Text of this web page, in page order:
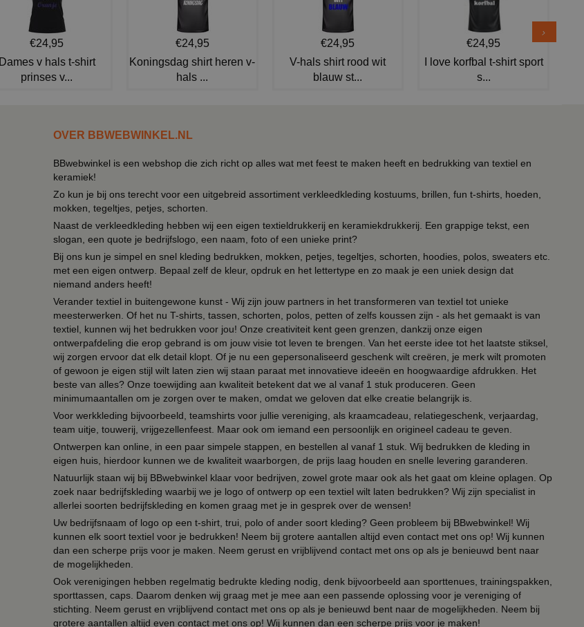
€24,95
Dames v hals t-shirt
prinses v...
€24,95
Koningsdag shirt heren v-
hals ...
€24,95
V-hals shirt rood wit
blauw st...
€24,95
I love korfbal t-shirt sport
s...
OVER BBWEBWINKEL.NL
BBwebwinkel is een webshop die zich richt op alles wat met feest te maken heeft en bedrukking van textiel en
keramiek!
Zo kun je bij ons terecht voor een uitgebreid assortiment verkleedkleding kostuums, brillen, fun t-shirts, hoeden,
mokken, tegeltjes, petjes, schorten.
Naast de verkleedkleding hebben wij een eigen textieldrukkerij en keramiekdrukkerij. Een grappige tekst, een
slogan, een quote je bedrijfslogo, een naam, foto of een unieke print?
Bij ons kun je simpel en snel kleding bedrukken, mokken, petjes, tegeltjes, schorten, hoodies, polos, sweaters etc.
met een eigen ontwerp. Bepaal zelf de kleur, opdruk en het lettertype en zo maak je een uniek design dat
niemand anders heeft!
Verander textiel in buitengewone kunst - Wij zijn jouw partners in het transformeren van textiel tot unieke
meesterwerken. Of het nu T-shirts, tassen, schorten, polos, petten of zelfs koussen zijn - als het gemaakt is van
textiel, kunnen wij het bedrukken voor jou! Onze creativiteit kent geen grenzen, dankzij onze eigen
ontwerpafdeling die erop gebrand is om jouw visie tot leven te brengen. Van het eerste idee tot het laatste stiksel,
wij zorgen ervoor dat elk detail klopt. Of je nu een gepersonaliseerd geschenk wilt creëren, je merk wilt promoten
of gewoon je eigen stijl wilt laten zien wij staan paraat met innovatieve ideeën en hoogwaardige afdrukken. Het
beste van alles? Onze toewijding aan kwaliteit betekent dat we al vanaf 1 stuk produceren. Geen
minimumaantallen om je zorgen over te maken, omdat we geloven dat elke creatie belangrijk is.
Voor werkkleding bijvoorbeeld, teamshirts voor jullie vereniging, als kraamcadeau, relatiegeschenk, verjaardag,
team uitje, touwerij, vrijgezellenfeest. Maar ook om iemand een persoonlijk en origineel cadeau te geven.
Ontwerpen kan online, in een paar simpele stappen, en bestellen al vanaf 1 stuk. Wij bedrukken de kleding in
eigen huis, hierdoor kunnen we de kwaliteit waarborgen, de prijs laag houden en snelle levering garanderen.
Natuurlijk staan wij bij BBwebwinkel klaar voor bedrijven, zowel grote maar ook als het gaat om kleine oplagen. Op
zoek naar bedrijfskleding waarbij we je logo of ontwerp op een textiel wilt laten bedrukken? Wij zijn specialist in
allerlei soorten bedrijfskleding en komen graag met je in gesprek over de wensen!
Uw bedrijfsnaam of logo op een t-shirt, trui, polo of ander soort kleding? Geen probleem bij BBwebwinkel! Wij
kunnen elk soort textiel voor je bedrukken! Neem bij grotere aantallen altijd even contact met ons op! Wij kunnen
dan een scherpe prijs voor je maken. Neem gerust en vrijblijvend contact met ons op als je benieuwd bent naar
de mogelijkheden.
Ook verenigingen hebben regelmatig bedrukte kleding nodig, denk bijvoorbeeld aan sporttenues, trainingspakken,
sporttassen, caps. Daarom denken wij graag met je mee aan een passende oplossing voor je vereniging of
stichting. Neem gerust en vrijblijvend contact met ons op als je benieuwd bent naar de mogelijkheden. Neem bij
grotere aantallen altijd even contact met ons op! Wij kunnen dan een scherpe prijs voor je maken!